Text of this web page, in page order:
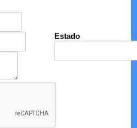
Estado